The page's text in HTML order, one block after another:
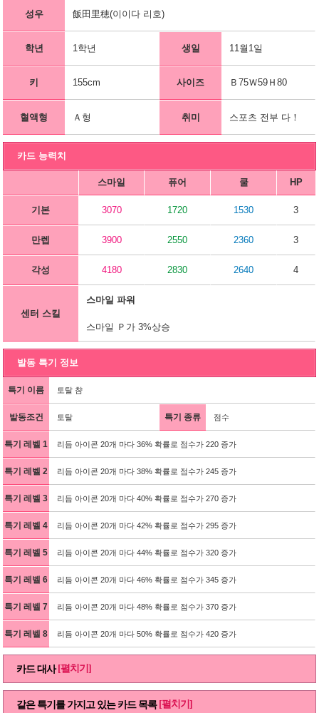
성우 飯田里穂(이이다 리호)
학년 1학년 생일 11월1일
키 155cm 사이즈 Ｂ75Ｗ59Ｈ80
혈액형 Ａ형 취미 스포츠 전부 다！
카드 능력치
스마일 퓨어 쿨 HP
기본 3070 1720 1530 3
만렙 3900 2550 2360 3
각성 4180 2830 2640 4
센터 스킬
스마일 파워
스마일 Ｐ가 3%상승
발동 특기 정보
특기 이름 토탈 챰
발동조건 토탈 특기 종류 점수
특기 레벨 1 리듬 아이콘 20개 마다 36% 확률로 점수가 220 증가
특기 레벨 2 리듬 아이콘 20개 마다 38% 확률로 점수가 245 증가
특기 레벨 3 리듬 아이콘 20개 마다 40% 확률로 점수가 270 증가
특기 레벨 4 리듬 아이콘 20개 마다 42% 확률로 점수가 295 증가
특기 레벨 5 리듬 아이콘 20개 마다 44% 확률로 점수가 320 증가
특기 레벨 6 리듬 아이콘 20개 마다 46% 확률로 점수가 345 증가
특기 레벨 7 리듬 아이콘 20개 마다 48% 확률로 점수가 370 증가
특기 레벨 8 리듬 아이콘 20개 마다 50% 확률로 점수가 420 증가
카드 대사 [펼치기]
같은 특기를 가지고 있는 카드 목록 [펼치기]